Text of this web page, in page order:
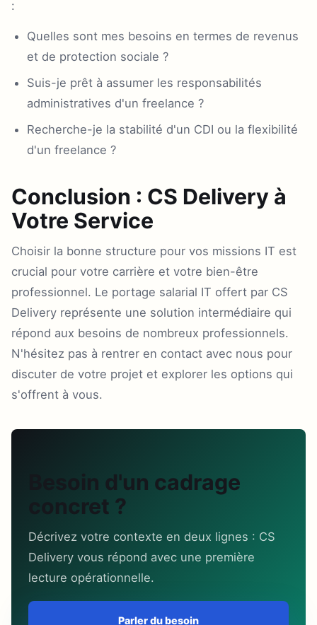
:
Quelles sont mes besoins en termes de revenus
et de protection sociale ?
Suis-je prêt à assumer les responsabilités
administratives d'un freelance ?
Recherche-je la stabilité d'un CDI ou la flexibilité
d'un freelance ?
Conclusion : CS Delivery à
Votre Service
Choisir la bonne structure pour vos missions IT est
crucial pour votre carrière et votre bien-être
professionnel. Le portage salarial IT offert par CS
Delivery représente une solution intermédiaire qui
répond aux besoins de nombreux professionnels.
N'hésitez pas à rentrer en contact avec nous pour
discuter de votre projet et explorer les options qui
s'offrent à vous.
Besoin d'un cadrage
concret ?
Décrivez votre contexte en deux lignes : CS
Delivery vous répond avec une première
lecture opérationnelle.
Parler du besoin